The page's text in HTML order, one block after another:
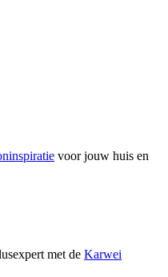
voor jouw huis en
met de Karwei